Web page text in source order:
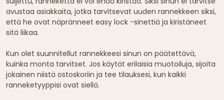
avustaa asiakkaita, jotka tarvitsevat uuden rannekkeen siksi,
että he ovat näpränneet easy lock -sinettiä ja kiristäneet
sitä liikaa.
Kun olet suunnitellut rannekkeesi sinun on päätettävä,
kuinka monta tarvitset. Jos käytät erilaisia muotoiluja, sijoita
jokainen niistä ostoskoriin ja tee tilauksesi, kun kaikki
ranneketyyppisi ovat siellä.